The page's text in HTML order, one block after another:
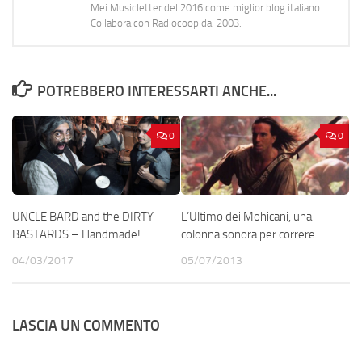
Mei Musicletter del 2016 come miglior blog italiano.
Collabora con Radiocoop dal 2003.
POTREBBERO INTERESSARTI ANCHE...
0
UNCLE BARD and the DIRTY
BASTARDS – Handmade!
04/03/2017
0
L’Ultimo dei Mohicani, una
colonna sonora per correre.
05/07/2013
LASCIA UN COMMENTO